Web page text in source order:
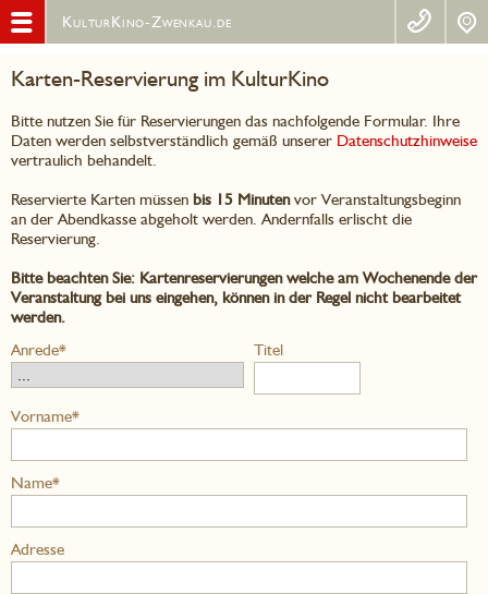
KulturKino-Zwenkau.de
Karten-Reservierung im KulturKino
Bitte nutzen Sie für Reservierungen das nachfolgende Formular. Ihre
Daten werden selbstverständlich gemäß unserer Datenschutzhinweise
vertraulich behandelt.
Reservierte Karten müssen bis 15 Minutenvor Veranstaltungsbeginn
an der Abendkasse abgeholt werden. Andernfalls erlischt die
Reservierung.
Bitte beachten Sie: Kartenreservierungen welche am Wochenende der
Veranstaltung bei uns eingehen, können in der Regel nicht bearbeitet
werden.
Anrede*
Titel
Vorname*
Name*
Adresse